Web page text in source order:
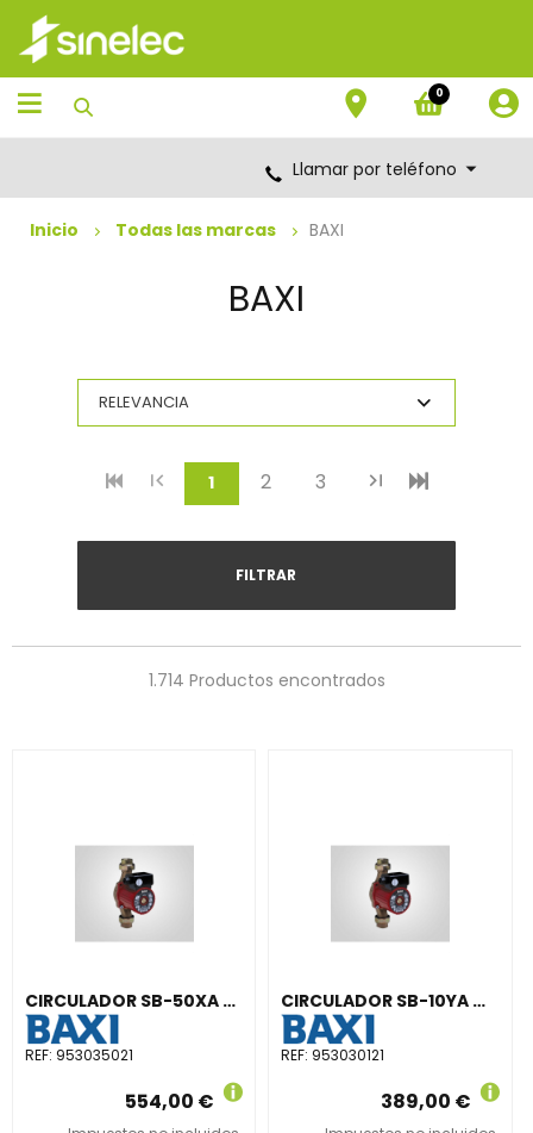
Saltar
contenido
Saltar
menú
de
navegación
0
Llamar por teléfono
Inicio Todas las marcas BAXI
BAXI
1(current)
2 3
FILTRAR
1.714 Productos encontrados
CIRCULADOR SB-50XA MONOFÁSICO 230V ACS
REF: 953035021
554,00 €
CIRCULADOR SB-10YA MONOFÁSICO 230V ACS
REF: 953030121
389,00 €